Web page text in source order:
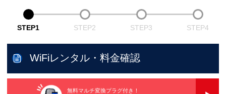
STEP1 STEP2 STEP3 STEP4
WiFiレンタル・料金確認
無料マルチ変換プラグ付き！